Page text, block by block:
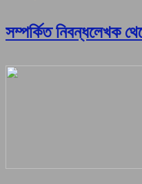
সম্পর্কিত নিবন্ধলেখক